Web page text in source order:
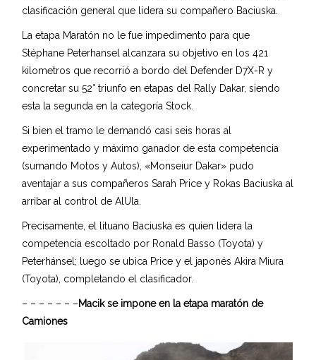
clasificación general que lidera su compañero Baciuska.
La etapa Maratón no le fue impedimento para que
Stéphane Peterhansel alcanzara su objetivo en los 421
kilometros que recorrió a bordo del Defender D7X-R y
concretar su 52° triunfo en etapas del Rally Dakar, siendo
esta la segunda en la categoría Stock.
Si bien el tramo le demandó casi seis horas al
experimentado y máximo ganador de esta competencia
(sumando Motos y Autos), «Monseiur Dakar» pudo
aventajar a sus compañeros Sarah Price y Rokas Baciuska al
arribar al control de AlUla.
Precisamente, el lituano Baciuska es quien lidera la
competencia escoltado por Ronald Basso (Toyota) y
Peterhánsel; luego se ubica Price y el japonés Akira Miura
(Toyota), completando el clasificador.
– – – – – – –Macik se impone en la etapa maratón de
Camiones